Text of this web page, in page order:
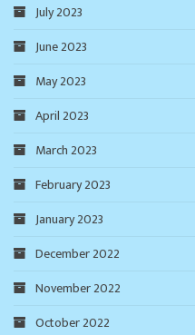
July 2023
June 2023
May 2023
April 2023
March 2023
February 2023
January 2023
December 2022
November 2022
October 2022